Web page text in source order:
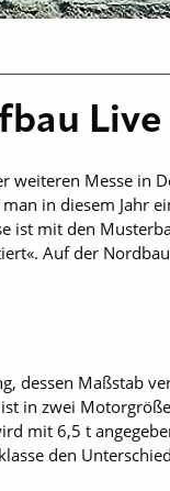
Live
weiteren Messe in
in diesem Jahr
ist mit den
Auf der
dessen Maßstab
in zwei
mit 6,5 t
den